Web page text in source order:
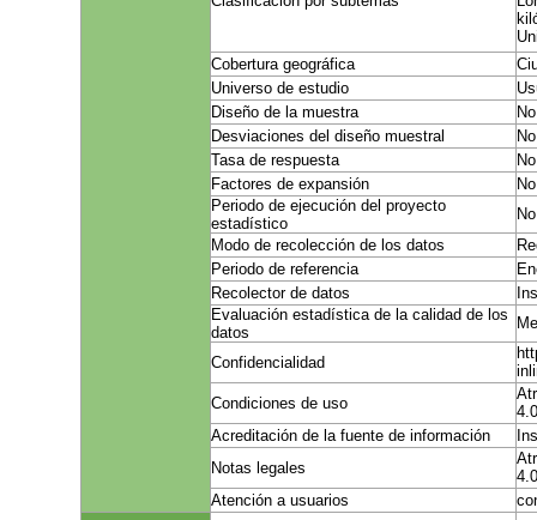
Cobertura geográfica
Universo de estudio
Diseño de la muestra
Desviaciones del diseño muestral
Tasa de respuesta
Factores de expansión
Periodo de ejecución del proyecto
estadístico
Modo de recolección de los datos
Periodo de referencia
Recolector de datos
Evaluación estadística de la calidad de los
datos
Confidencialidad
Condiciones de uso
Acreditación de la fuente de información
Notas legales
Atención a usuarios